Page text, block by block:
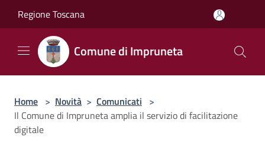
Regione Toscana
Comune di Impruneta
Home > Novità > Comunicati >
Il Comune di Impruneta amplia il servizio di facilitazione
digitale